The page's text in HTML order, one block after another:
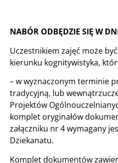
NABÓR ODBĘDZIE SIĘ W
Uczestnikiem zajęć może
kierunku kognitywistyka,
– w wyznaczonym terminie
tradycyjną, lub
Projektów
komplet oryginałów
załączniku nr 4 wymagany
Dziekanatu.
Komplet dokumentów